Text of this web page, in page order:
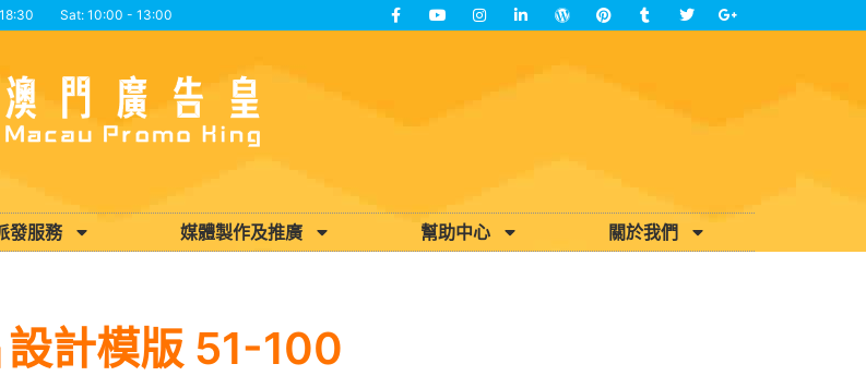
18:30 Sat: 10:00 - 13:00
發服務 媒體製作及推廣 幫助中心
關於我們
設計模版 51-100